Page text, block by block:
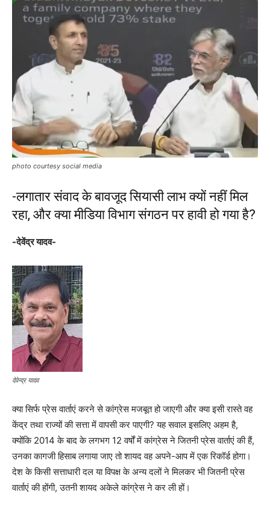
photo courtesy social media
-लगातार संवाद के बावजूद सियासी लाभ क्यों नहीं मिल
रहा, और क्या मीडिया विभाग संगठन पर हावी हो गया है?
-देवेंद्र यादव-
देवेन्द्र यादव
क्या सिर्फ प्रेस वार्ताएं करने से कांग्रेस मजबूत हो जाएगी और क्या इसी रास्ते वह
केंद्र तथा राज्यों की सत्ता में वापसी कर पाएगी? यह सवाल इसलिए अहम है,
क्योंकि 2014 के बाद के लगभग 12 वर्षों में कांग्रेस ने जितनी प्रेस वार्ताएं की हैं,
उनका कागजी हिसाब लगाया जाए तो शायद वह अपने-आप में एक रिकॉर्ड होगा।
देश के किसी सत्ताधारी दल या विपक्ष के अन्य दलों ने मिलकर भी जितनी प्रेस
वार्ताएं की होंगी, उतनी शायद अकेले कांग्रेस ने कर ली हों।